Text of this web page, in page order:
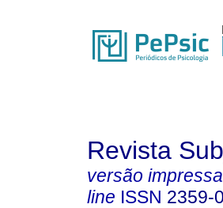
Revista
versão impressa
line ISSN 2359-